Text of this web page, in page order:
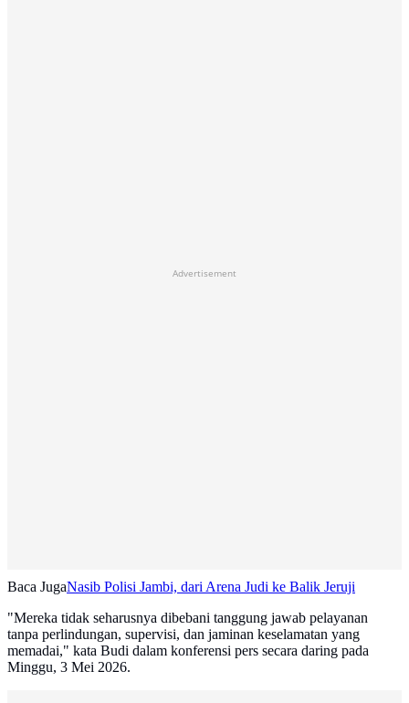
Advertisement
Baca JugaNasib Polisi Jambi, dari Arena Judi ke Balik Jeruji
"Mereka tidak seharusnya dibebani tanggung jawab pelayanan
tanpa perlindungan, supervisi, dan jaminan keselamatan yang
memadai," kata Budi dalam konferensi pers secara daring pada
Minggu, 3 Mei 2026.